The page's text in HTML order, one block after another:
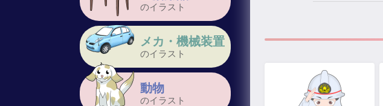
のイラスト
メカ・機械装置
のイラスト
動物
のイラスト